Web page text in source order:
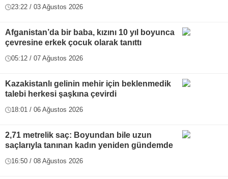
23:22 / 03 Ağustos 2026
Afganistan’da bir baba, kızını 10 yıl boyunca
çevresine erkek çocuk olarak tanıttı
05:12 / 07 Ağustos 2026
Kazakistanlı gelinin mehir için beklenmedik
talebi herkesi şaşkına çevirdi
18:01 / 06 Ağustos 2026
2,71 metrelik saç: Boyundan bile uzun
saçlarıyla tanınan kadın yeniden gündemde
16:50 / 08 Ağustos 2026